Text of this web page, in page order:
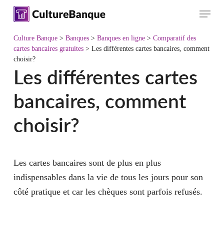
Skip
main
content
Menu
Culture Banque> Banques> Banques en ligne> Comparatif des
cartes bancaires gratuites> Les différentes cartes bancaires, comment
choisir?
Les différentes cartes
bancaires, comment
choisir?
Les cartes bancaires sont de plus en plus
indispensables dans la vie de tous les jours pour son
côté pratique et car les chèques sont parfois refusés.